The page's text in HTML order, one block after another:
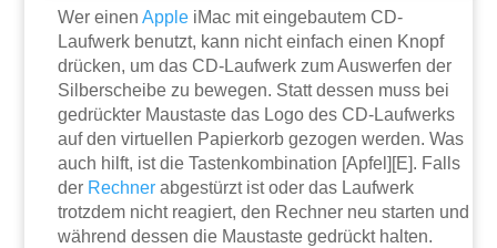
Wer einenApple iMac mit eingebautem CD-
Laufwerk benutzt, kann nicht einfach einen Knopf
drücken, um das CD-Laufwerk zum Auswerfen der
Silberscheibe zu bewegen. Statt dessen muss bei
gedrückter Maustaste das Logo des CD-Laufwerks
auf den virtuellen Papierkorb gezogen werden. Was
auch hilft, ist die Tastenkombination [Apfel][E]. Falls
der Rechner abgestürzt ist oder das Laufwerk
trotzdem nicht reagiert, den Rechner neu starten und
während dessen die Maustaste gedrückt halten.